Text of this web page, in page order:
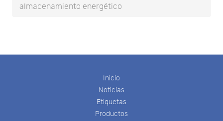
almacenamiento energético
Inicio
Noticias
Etiquetas
Productos